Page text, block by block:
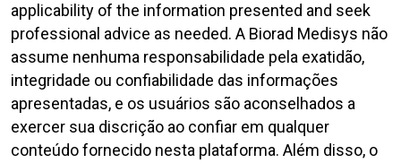
applicability of the information presented and seek
professional advice as needed. A Biorad Medisys não
assume nenhuma responsabilidade pela exatidão,
integridade ou confiabilidade das informações
apresentadas, e os usuários são aconselhados a
exercer sua discrição ao confiar em qualquer
conteúdo fornecido nesta plataforma. Além disso, o